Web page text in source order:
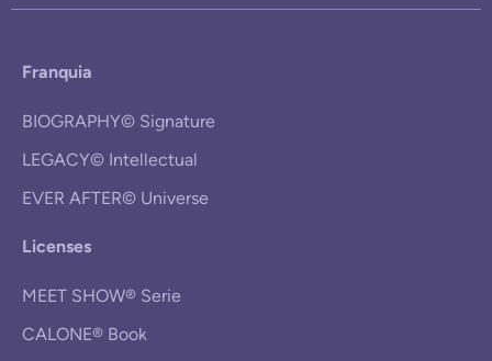
Franquia
BIOGRAPHY© Signature
LEGACY© Intellectual
EVER AFTER© Universe
Licenses
MEET SHOW® Serie
CALONE® Book